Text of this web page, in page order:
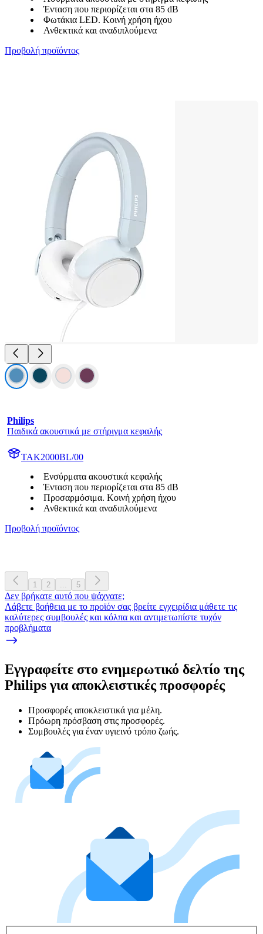
Ένταση που περιορίζεται στα 85 dB
Φωτάκια LED. Κοινή χρήση ήχου
Ανθεκτικά και αναδιπλούμενα
Προβολή προϊόντος
Philips
Παιδικά ακουστικά με στήριγμα κεφαλής
TAK2000BL/00
Ενσύρματα ακουστικά κεφαλής
Ένταση που περιορίζεται στα 85 dB
Προσαρμόσιμα. Κοινή χρήση ήχου
Ανθεκτικά και αναδιπλούμενα
Προβολή προϊόντος
1 2 5
Δεν βρήκατε αυτό που ψάχνατε;
Λάβετε βοήθεια με το προϊόν σας βρείτε εγχειρίδια μάθετε τις
καλύτερες συμβουλές και κόλπα και αντιμετωπίστε τυχόν
προβλήματα
Εγγραφείτε στο ενημερωτικό δελτίο της
Philips για αποκλειστικές προσφορές
Προσφορές αποκλειστικά για μέλη.
Πρόωρη πρόσβαση στις προσφορές.
Συμβουλές για έναν υγιεινό τρόπο ζωής.